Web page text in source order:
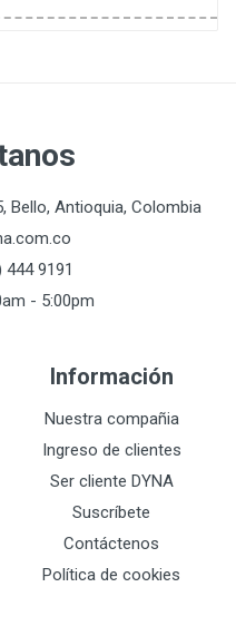
Bello, Antioquia, Colombia
9191
- 5:00pm
Información
Nuestra compañia
Ingreso de clientes
Ser cliente DYNA
Suscríbete
Contáctenos
Política de cookies